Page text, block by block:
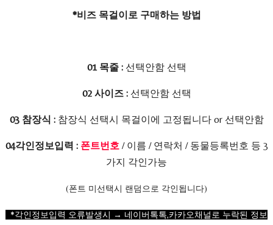
*비즈 목걸이로 구매하는 방법
01 목줄 : 선택안함 선택
02 사이즈 : 선택안함 선택
03 참장식 : 참장식 선택시 목걸이에 고정됩니다 or 선택안함
04각인정보입력 : 폰트번호 / 이름 / 연락처 / 동물등록번호 등 3
가지 각인가능
(폰트 미선택시 랜덤으로 각인됩니다)
*각인정보입력 오류발생시 → 네이버톡톡,카카오채널로 누락된 정보